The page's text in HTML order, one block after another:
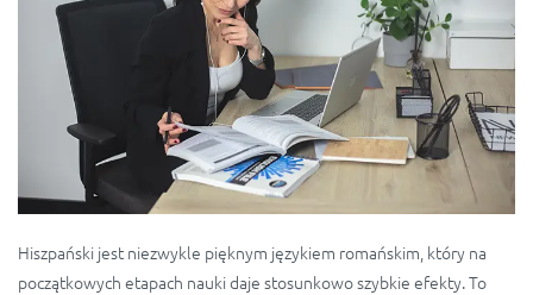
Hiszpański jest niezwykle pięknym językiem romańskim, który na
początkowych etapach nauki daje stosunkowo szybkie efekty. To